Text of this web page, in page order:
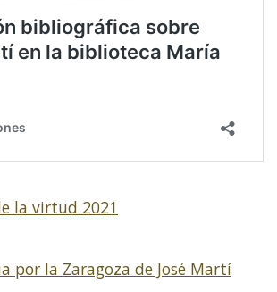
la virtud 2021
por la Zaragoza de José Martí